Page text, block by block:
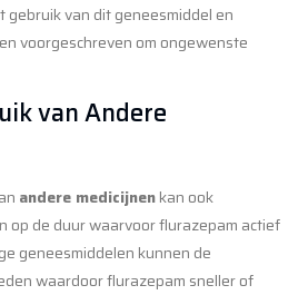
gebruik van dit geneesmiddel en
voorgeschreven om ongewenste
van Andere
andere medicijnenkan ook
op de duur waarvoor flurazepam actief
geneesmiddelen kunnen de
waardoor flurazepam sneller of